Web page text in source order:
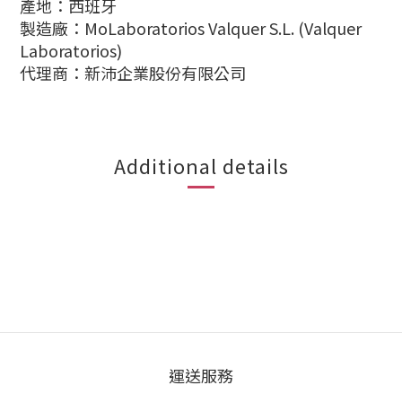
產地：西班牙
製造廠：MoLaboratorios Valquer S.L. (Valquer
Laboratorios)
代理商：新沛企業股份有限公司
Additional details
運送服務